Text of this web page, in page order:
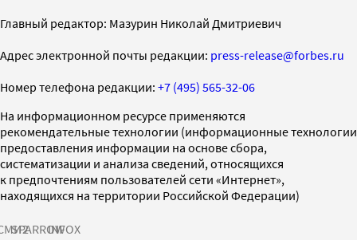
Главный редактор: Мазурин Николай Дмитриевич
Адрес электронной почты редакции: press-release@forbes.ru
Номер телефона редакции: +7 (495) 565-32-06
На информационном ресурсе применяются
рекомендательные технологии (информационные технологии
предоставления информации на основе сбора,
систематизации и анализа сведений, относящихся
к предпочтениям пользователей сети «Интернет»,
находящихся на территории Российской Федерации)
SPARROWINFOX